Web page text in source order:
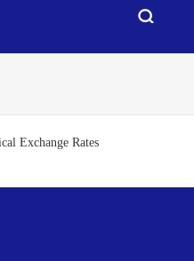
Exchange Rates